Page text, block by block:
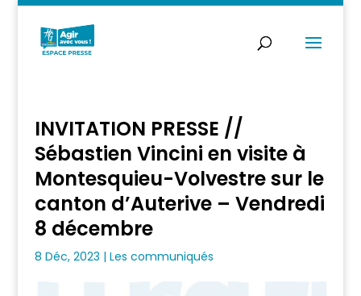
INVITATION PRESSE //
Sébastien Vincini en visite à
Montesquieu-Volvestre sur le
canton d’Auterive – Vendredi
8 décembre
8 Déc, 2023 | Les communiqués